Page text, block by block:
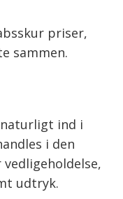
priser,
sammen.
ind i
i den
udtryk.